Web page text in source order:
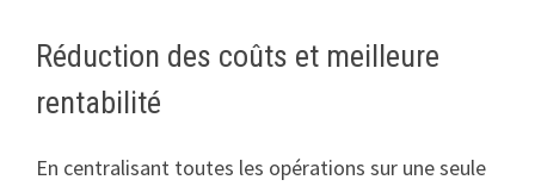
Réduction des coûts et meilleure
rentabilité
En centralisant toutes les opérations sur une seule